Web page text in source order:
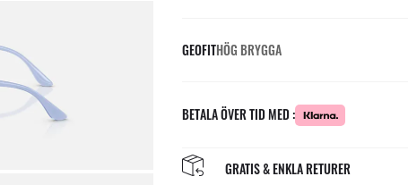
GEOFITHÖG BRYGGA
BETALA ÖVER TID MED :
PERFEKT PASSFORM